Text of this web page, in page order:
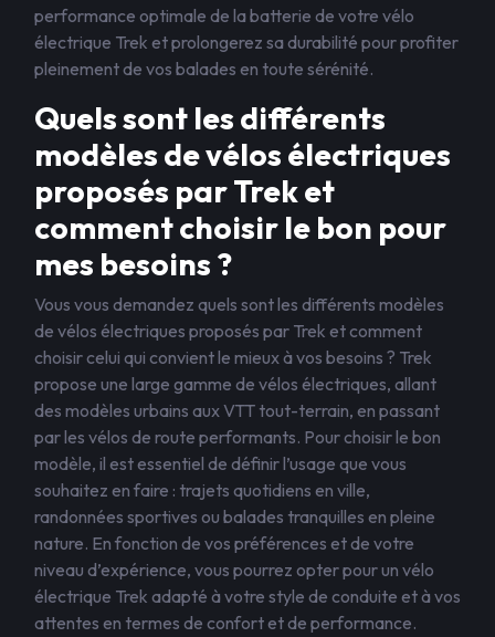
performance optimale de la batterie de votre vélo
électrique Trek et prolongerez sa durabilité pour profiter
pleinement de vos balades en toute sérénité.
Quels sont les différents
modèles de vélos électriques
proposés par Trek et
comment choisir le bon pour
mes besoins ?
Vous vous demandez quels sont les différents modèles
de vélos électriques proposés par Trek et comment
choisir celui qui convient le mieux à vos besoins ? Trek
propose une large gamme de vélos électriques, allant
des modèles urbains aux VTT tout-terrain, en passant
par les vélos de route performants. Pour choisir le bon
modèle, il est essentiel de définir l’usage que vous
souhaitez en faire : trajets quotidiens en ville,
randonnées sportives ou balades tranquilles en pleine
nature. En fonction de vos préférences et de votre
niveau d’expérience, vous pourrez opter pour un vélo
électrique Trek adapté à votre style de conduite et à vos
attentes en termes de confort et de performance.